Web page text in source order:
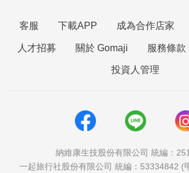
客服 下載APP 成為合作店家
人才招募 關於 Gomaji 服務條款
投資人管理
納維康生技股份有限公司 統編：
一起旅行社股份有限公司 統編：53334842 (